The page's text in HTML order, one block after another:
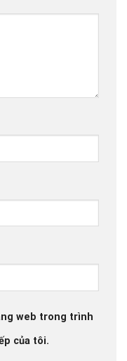
web trong trình
của tôi.